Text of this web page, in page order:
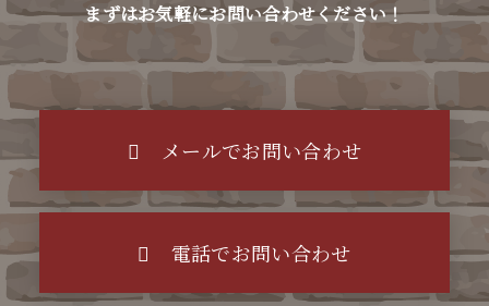
まずはお気軽にお問い合わせください！
メールでお問い合わせ
電話でお問い合わせ